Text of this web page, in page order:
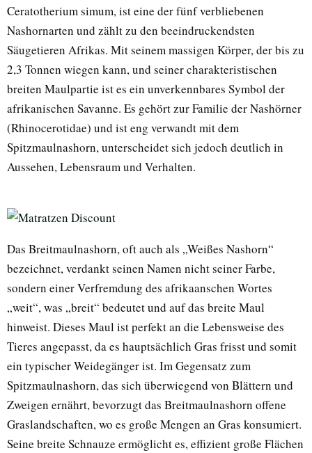
Ceratotherium simum, ist eine der fünf verbliebenen
Nashornarten und zählt zu den beeindruckendsten
Säugetieren Afrikas. Mit seinem massigen Körper, der bis zu
2,3 Tonnen wiegen kann, und seiner charakteristischen
breiten Maulpartie ist es ein unverkennbares Symbol der
afrikanischen Savanne. Es gehört zur Familie der Nashörner
(Rhinocerotidae) und ist eng verwandt mit dem
Spitzmaulnashorn, unterscheidet sich jedoch deutlich in
Aussehen, Lebensraum und Verhalten.
Das Breitmaulnashorn, oft auch als „Weißes Nashorn“
bezeichnet, verdankt seinen Namen nicht seiner Farbe,
sondern einer Verfremdung des afrikaanschen Wortes
„weit“, was „breit“ bedeutet und auf das breite Maul
hinweist. Dieses Maul ist perfekt an die Lebensweise des
Tieres angepasst, da es hauptsächlich Gras frisst und somit
ein typischer Weidegänger ist. Im Gegensatz zum
Spitzmaulnashorn, das sich überwiegend von Blättern und
Zweigen ernährt, bevorzugt das Breitmaulnashorn offene
Graslandschaften, wo es große Mengen an Gras konsumiert.
Seine breite Schnauze ermöglicht es, effizient große Flächen